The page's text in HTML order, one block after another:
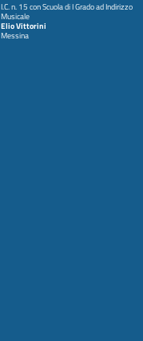
I.C. n. 15 con Scuola di I Grado ad Indirizzo
Musicale
Elio Vittorini
Messina